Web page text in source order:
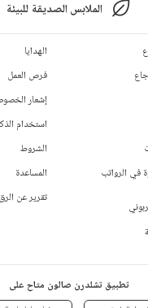
الملابس الصديقة للبيئة
في الرواتب
الهدايا
فرص العمل
إشعار
استخدام
الشروط
المساعدة
تقرير عن
تطبيق تشلدرن صالون متاح على